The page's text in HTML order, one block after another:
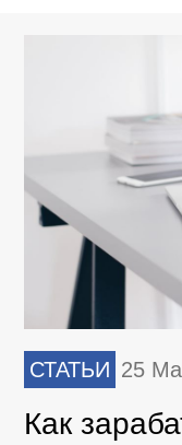
СТАТЬИ 25
Как